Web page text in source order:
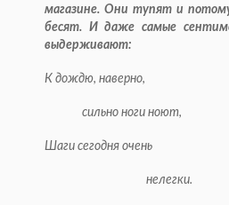
магазине. Они тупят и
бесят. И даже самые
выдерживают:
К дождю, наверно,
сильно ноги ноют,
Шаги сегодня очень
нелегки.